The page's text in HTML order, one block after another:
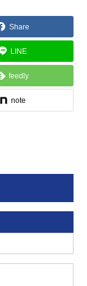
Share
LINE
feedly
note